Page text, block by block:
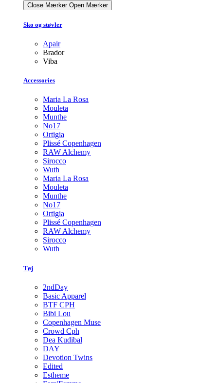
Close Mærker Open Mærker
Sko og støvler
Apair
Brador
Viba
Accessories
Maria La Rosa
Mouleta
Munthe
No17
Ortigia
Plissé Copenhagen
RAW Alchemy
Sirocco
Wuth
Maria La Rosa
Mouleta
Munthe
No17
Ortigia
Plissé Copenhagen
RAW Alchemy
Sirocco
Wuth
Tøj
2ndDay
Basic Apparel
BTF CPH
Bibi Lou
Copenhagen Muse
Crowd Cph
Dea Kudibal
DAY
Devotion Twins
Edited
Estheme